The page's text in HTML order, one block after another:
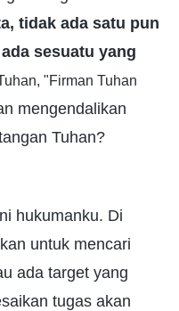
tidak ada satu pun
sesuatu yang
"Firman Tuhan
mengendalikan
Tuhan?
hukumanku. Di
untuk mencari
ada target yang
tugas akan